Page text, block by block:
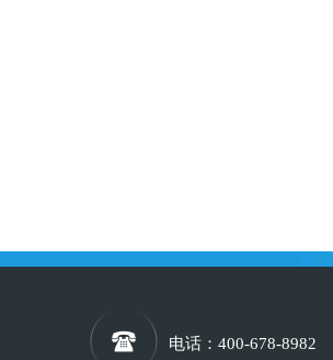
电话 ：400-678-8982